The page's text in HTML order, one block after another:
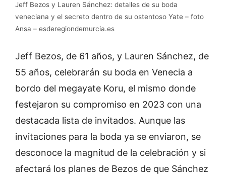
Jeff Bezos y Lauren Sánchez: detalles de su boda
veneciana y el secreto dentro de su ostentoso Yate – foto
Ansa – esderegiondemurcia.es
Jeff Bezos, de 61 años, y Lauren Sánchez, de
55 años, celebrarán su boda en Venecia a
bordo del megayate Koru, el mismo donde
festejaron su compromiso en 2023 con una
destacada lista de invitados. Aunque las
invitaciones para la boda ya se enviaron, se
desconoce la magnitud de la celebración y si
afectará los planes de Bezos de que Sánchez